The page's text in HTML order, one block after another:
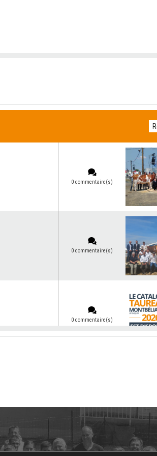
0 commentaire(s)
0 commentaire(s)
0 commentaire(s)
0 commentaire(s)